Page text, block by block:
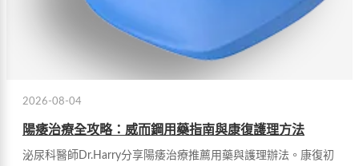
2026-08-04
陽痿治療全攻略：威而鋼用藥指南與康復護理方法
泌尿科醫師Dr.Harry分享陽痿治療推薦用藥與護理辦法。康復初